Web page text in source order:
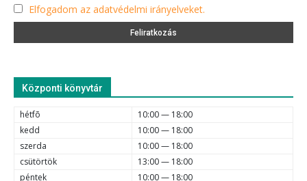
Elfogadom az adatvédelmi irányelveket.
Központi könyvtár
hétfõ
10:00 — 18:00
kedd
10:00 — 18:00
szerda
10:00 — 18:00
csütörtök
13:00 — 18:00
péntek
10:00 — 18:00